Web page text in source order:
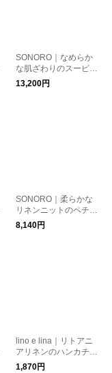
SONORO｜なめらか
な肌ざわりのスーピマ
コットン100% リブレ
ギンス｜全2色
13,200円
SONORO｜柔らかな
リネンニットのペチパ
ンツ ダークグレイ
8,140円
lino e lina｜リトアニ
アリネンのハンカチ・
スカーフ｜全5色
1,870円